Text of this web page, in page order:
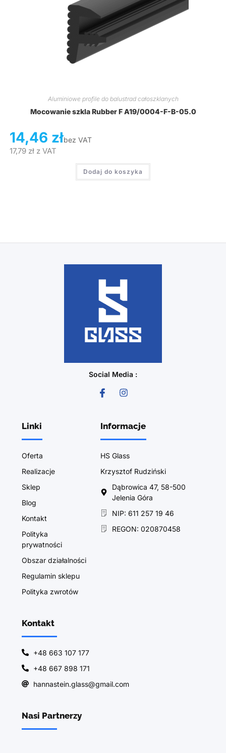
Aluminiowe profile do balustrad całoszklanych
Mocowanie szkla Rubber F A19/0004-F-B-05.0
14,46 złbez VAT
17,79 złz VAT
Dodaj do koszyka
Social Media :
Linki
Oferta
Realizacje
Sklep
Blog
Kontakt
Polityka
prywatności
Obszar działalności
Regulamin sklepu
Polityka zwrotów
Informacje
HS Glass
Krzysztof Rudziński
Dąbrowica 47, 58-500
Jelenia Góra
NIP: 611 257 19 46
REGON: 020870458
Kontakt
+48 663 107 177
+48 667 898 171
hannastein.glass@gmail.com
Nasi Partnerzy